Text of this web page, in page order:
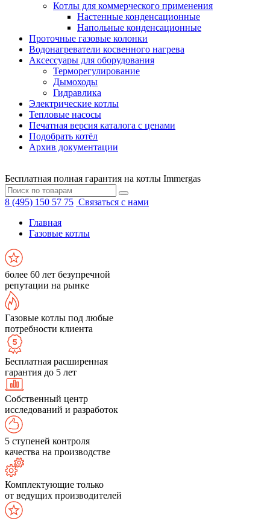
Котлы для коммерческого применения
Настенные конденсационные
Напольные конденсационные
Проточные газовые колонки
Водонагреватели косвенного нагрева
Аксессуары для оборудования
Терморегулирование
Дымоходы
Гидравлика
Электрические котлы
Тепловые насосы
Печатная версия каталога с ценами
Подобрать котёл
Архив документации
Бесплатная полная гарантия на котлы Immergas
8 (495) 150 57 75 Связаться с нами
Главная
Газовые котлы
более 60 лет безупречной
репутации на рынке
Газовые котлы под любые
потребности клиента
Бесплатная расширенная
гарантия до 5 лет
Собственный центр
исследований и разработок
5 ступеней контроля
качества на производстве
Комплектующие только
от ведущих производителей